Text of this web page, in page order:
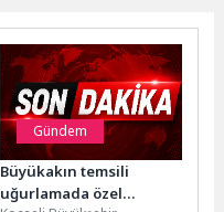
Gündem
Büyükakın temsili
uğurlamada özel